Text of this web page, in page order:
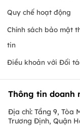
Quy chế hoạt động
Chính sách bảo mật
tin
Điều khoản với Đối
Thông tin doanh
Địa chỉ: Tầng 9, Tòa
Trương Định, Quận